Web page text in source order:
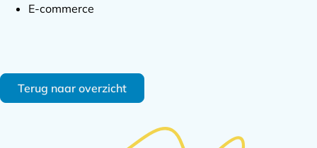
E-commerce
Terug naar overzicht